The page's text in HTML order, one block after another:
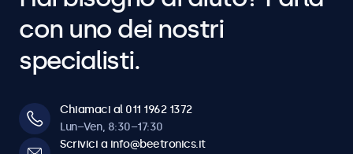
con uno dei nostri
specialisti.
Chiamaci al 011 1962 1372
Lun–Ven, 8:30–17:30
Scrivici a info@beetronics.it